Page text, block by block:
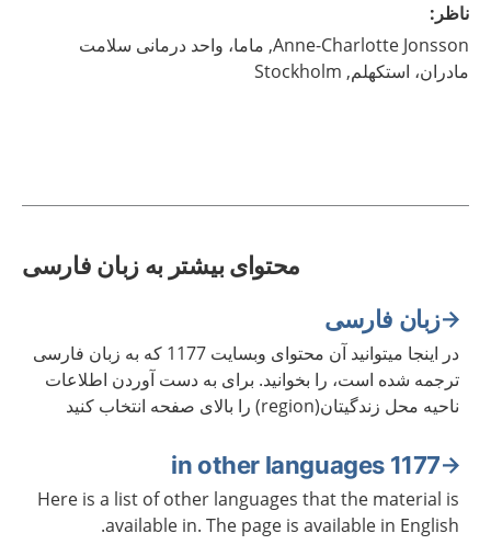
ناظر :
Anne-Charlotte Jonsson,
ماما، واحد درمانی سلامت
مادران، استکهلم, Stockholm
محتوای بیشتر به زبان فارسی
زبان فارسی
در اینجا میتوانید آن محتوای وبسایت 1177 که به زبان فارسی
ترجمه شده است، را بخوانید. برای به دست آوردن اطلاعات
ناحیه محل زندگیتان(region) را بالای صفحه انتخاب کنید
1177 in other languages
Here is a list of other languages that the material is
available in. The page is available in English.